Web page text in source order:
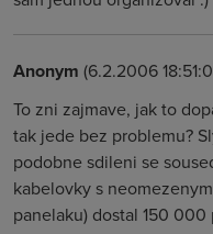
Anonym (6.2.2006
To zni zajmave, jak to
tak jede bez problemu?
podobne sdileni se
kabelovky s
panelaku) dostal 150